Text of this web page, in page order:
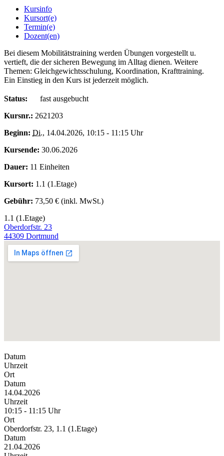
Kursinfo
Kursort(e)
Termin(e)
Dozent(en)
Bei diesem Mobilitätstraining werden Übungen vorgestellt u.
vertieft, die der sicheren Bewegung im Alltag dienen. Weitere
Themen: Gleichgewichtsschulung, Koordination, Krafttraining.
Ein Einstieg in den Kurs ist jederzeit möglich.
Status:
fast ausgebucht
Kursnr.: 2621203
Beginn: Di., 14.04.2026, 10:15 - 11:15 Uhr
Kursende: 30.06.2026
Dauer: 11 Einheiten
Kursort: 1.1 (1.Etage)
Gebühr: 73,50 € (inkl. MwSt.)
1.1 (1.Etage)
Oberdorfstr. 23
44309 Dortmund
Datum
Uhrzeit
Ort
Datum
14.04.2026
Uhrzeit
10:15 - 11:15 Uhr
Ort
Oberdorfstr. 23, 1.1 (1.Etage)
Datum
21.04.2026